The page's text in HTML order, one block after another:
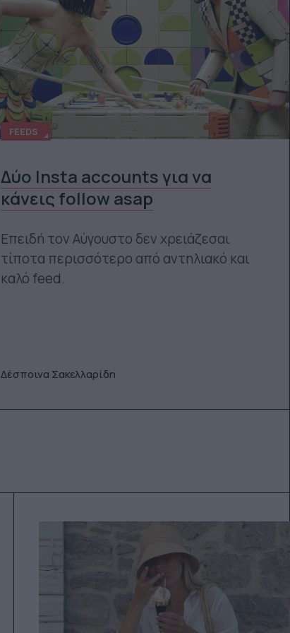
FEEDS
Δύο Insta accounts για να
κάνεις follow asap
Επειδή τον Αύγουστο δεν χρειάζεσαι
τίποτα περισσότερο από αντηλιακό και
καλό feed.
Δέσποινα Σακελλαρίδη